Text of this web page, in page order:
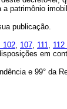
patrimônio
publicação.
102, 107, 111, 112
em
e 99° da